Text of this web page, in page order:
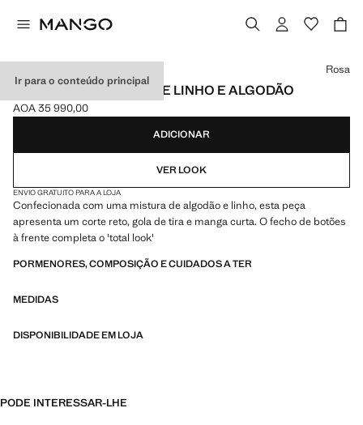
Ir para o conteúdo principal
CAMISA DE MISTURA DE LINHO E ALGODÃO
Preço atual [AOA 35 990,00 ]
AOA 35 990,00
Selecione uma cor
Rosa
ADICIONAR
VER LOOK
ENVIO GRATUITO PARA A LOJA
Confecionada com uma mistura de algodão e linho, esta peça
apresenta um corte reto, gola de tira e manga curta. O fecho de botões
à frente completa o 'total look'
PORMENORES, COMPOSIÇÃO E CUIDADOS A TER
MEDIDAS
DISPONIBILIDADE EM LOJA
PODE INTERESSAR-LHE